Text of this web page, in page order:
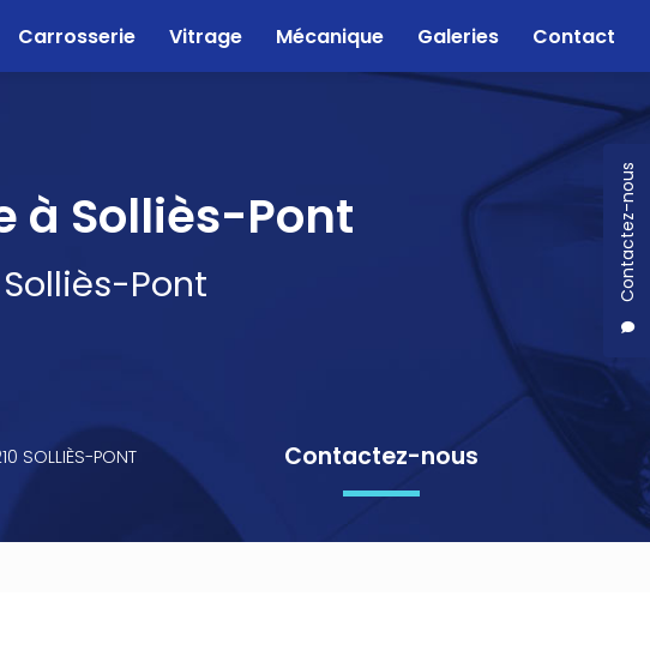
Contactez-nous
Carrosserie Vitrage Mécanique Galeries Contact
à Solliès-Pont
Pont
SOLLIÈS-PONT Contactez-nous